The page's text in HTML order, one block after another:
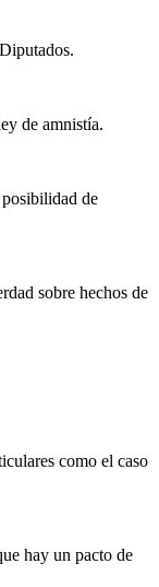
de amnistía.
de
sobre hechos de
como el caso
hay un pacto de